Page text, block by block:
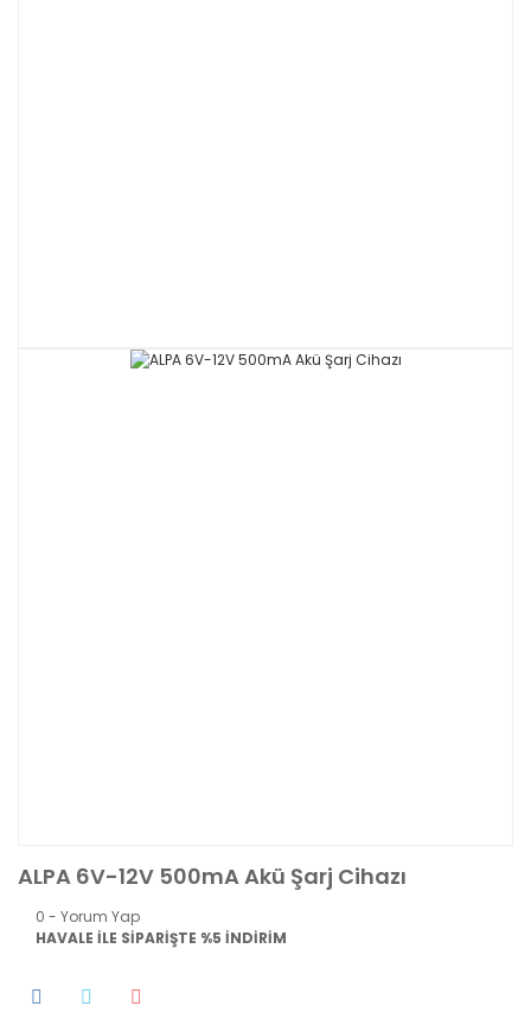
ALPA 6V-12V 500mA Akü Şarj Cihazı
0 - Yorum Yap
HAVALE İLE SİPARİŞTE %5 İNDİRİM